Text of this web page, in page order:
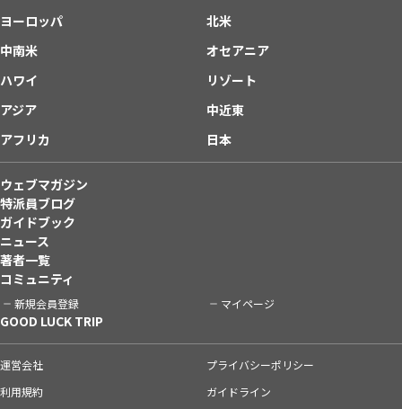
ヨーロッパ
北米
中南米
オセアニア
ハワイ
リゾート
アジア
中近東
アフリカ
日本
ウェブマガジン
特派員ブログ
ガイドブック
ニュース
著者一覧
コミュニティ
新規会員登録 マイページ
GOOD LUCK TRIP
運営会社
プライバシーポリシー
利用規約
ガイドライン